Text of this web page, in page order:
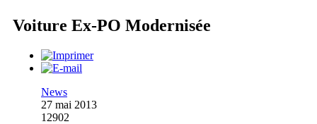
Voiture Ex-PO Modernisée
News
27 mai 2013
12902